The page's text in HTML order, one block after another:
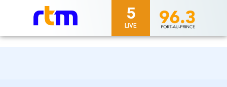
5
LIVE